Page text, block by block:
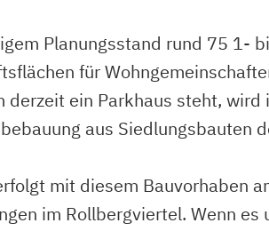
Planungsstand rund 75 1-
für
ein Parkhaus steht,
aus Siedlungsbauten
mit diesem
im Rollbergviertel. Wenn